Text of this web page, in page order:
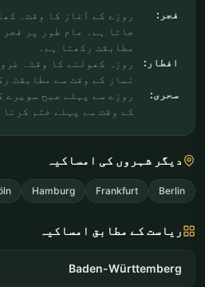
فجر:
روزے کے آغاز کا وقت۔
جاتا ہے۔ عام طور پر
مطابقت رکھتا ہے۔
افطار:
روزہ کھولنے کا وقت۔
نماز کے وقت سے مطابقت
سحری:
روزے سے پہلے صبح سویرے
کے وقت سے پہلے ختم کرنا
دیگر شہروں کی امساکیہ
Berlin
Frankfurt
Hamburg
ریاست کے مطابق امساکیہ
Baden-Württemberg